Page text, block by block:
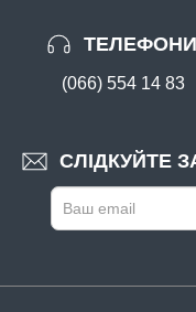
(066) 554 14 83
СЛІДКУЙТЕ